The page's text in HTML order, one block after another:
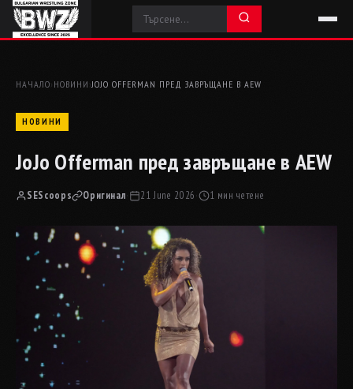
НАЧАЛО› НОВИНИ ›JOJO OFFERMAN ПРЕД ЗАВРЪЩАНЕ В AEW
НОВИНИ
JoJo Offerman пред завръщане в AEW
SEScoops Оригинал· 21 June 2026· 1 мин четене